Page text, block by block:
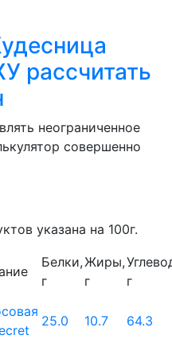
рассчитать
неограниченное
совершенно
указана на 100г.
Белки,
г
Жиры,
г
г
25.0 10.7 64.3